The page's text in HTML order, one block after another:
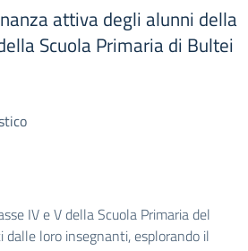
attiva degli alunni della
Scuola Primaria di Bultei
IV e V della Scuola Primaria del
dalle loro insegnanti, esplorando il